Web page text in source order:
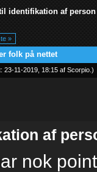
identifikation af
»
folk på nettet
23-11-2019, 18:15 afScorpio .)
af
nok